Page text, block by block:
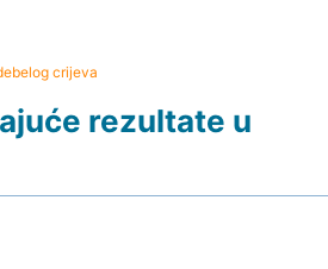
crijeva
rezultate u